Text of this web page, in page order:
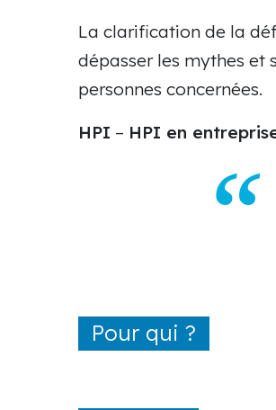
La clarification de la
dépasser les mythes
personnes concernées.
HPI – HPI en
Pour qui ?